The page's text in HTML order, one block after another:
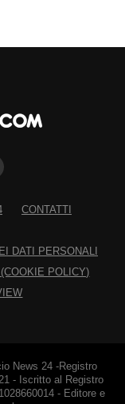
CONTATTI
DATI PERSONALI
POLICY)
News 24 -Registro
- Iscritto al Registro
- Editore e